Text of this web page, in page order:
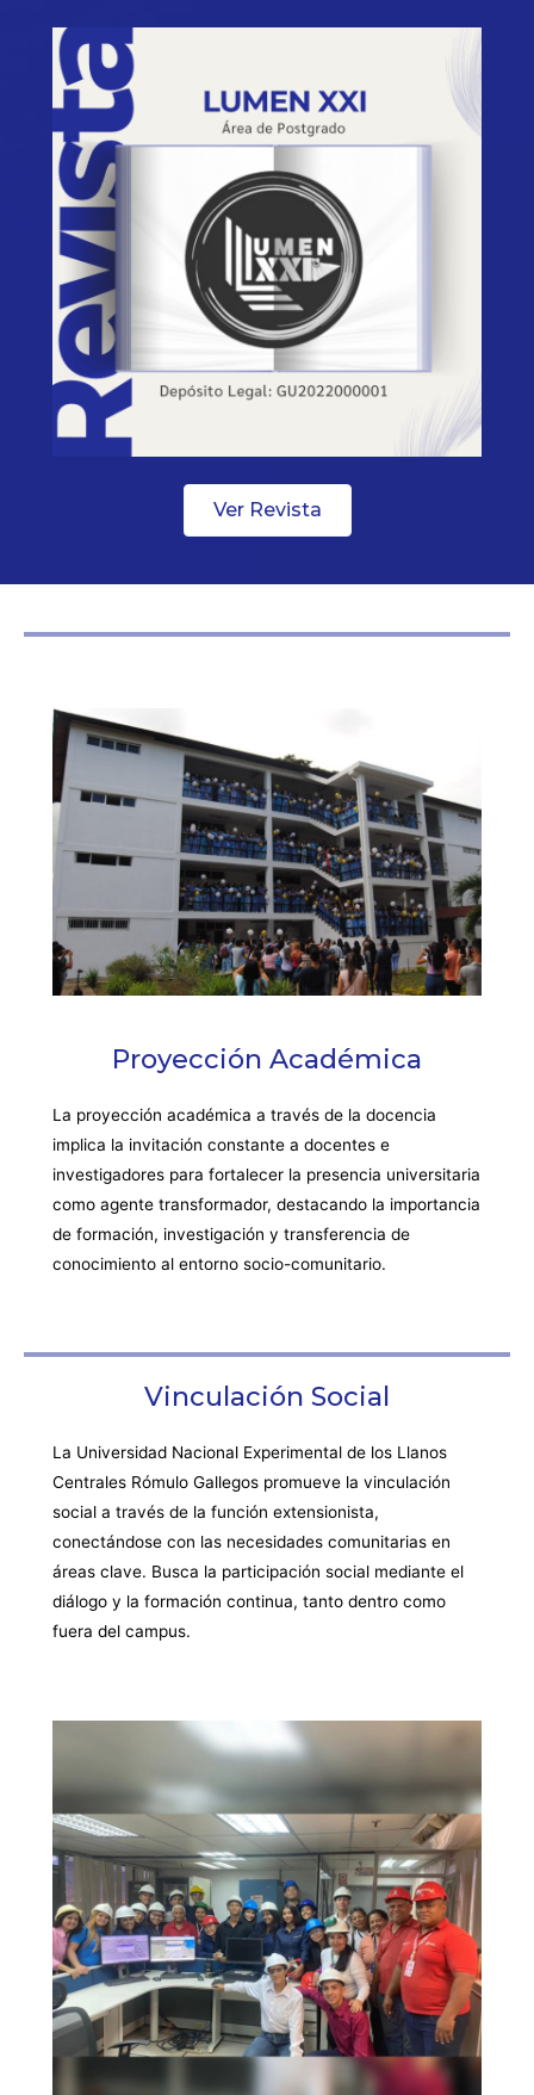
Ver Revista
Proyección Académica
La proyección académica a través de la docencia
implica la invitación constante a docentes e
investigadores para fortalecer la presencia universitaria
como agente transformador, destacando la importancia
de formación, investigación y transferencia de
conocimiento al entorno socio-comunitario.
Vinculación Social
La Universidad Nacional Experimental de los Llanos
Centrales Rómulo Gallegos promueve la vinculación
social a través de la función extensionista,
conectándose con las necesidades comunitarias en
áreas clave. Busca la participación social mediante el
diálogo y la formación continua, tanto dentro como
fuera del campus.